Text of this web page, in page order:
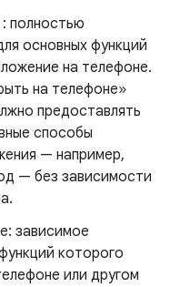
: полностью
основных функций
на телефоне.
на телефоне»
предоставлять
способы
— например,
— без зависимости
зависимое
которого
или другом